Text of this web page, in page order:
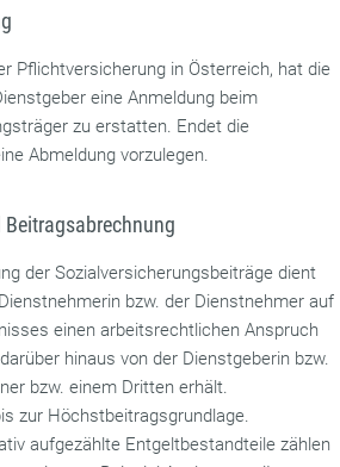
Pflichtversicherung in Österreich, hat die
eine Anmeldung beim
zu erstatten. Endet die
Abmeldung vorzulegen.
der Sozialversicherungsbeiträge dient
bzw. der Dienstnehmer auf
einen arbeitsrechtlichen Anspruch
hinaus von der Dienstgeberin bzw.
bzw. einem Dritten erhält.
zur Höchstbeitragsgrundlage.
aufgezählte Entgeltbestandteile zählen